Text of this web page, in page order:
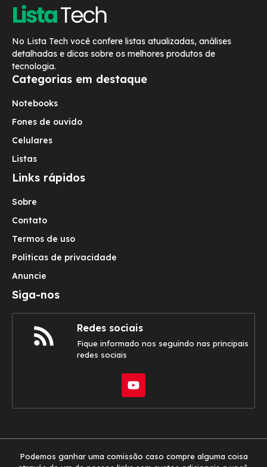
No Lista Tech você confere listas atualizadas, análises
detalhadas e dicas sobre os melhores produtos de
tecnologia.
Categorias em destaque
Notebooks
Fones de ouvido
Celulares
Listas
Links rápidos
Sobre
Contato
Termos de uso
Politicas de privacidade
Anuncie
Siga-nos
Redes sociais
Fique informado nos seguindo nas principais
redes sociais
Podemos ganhar uma comissão caso compre alguma coisa